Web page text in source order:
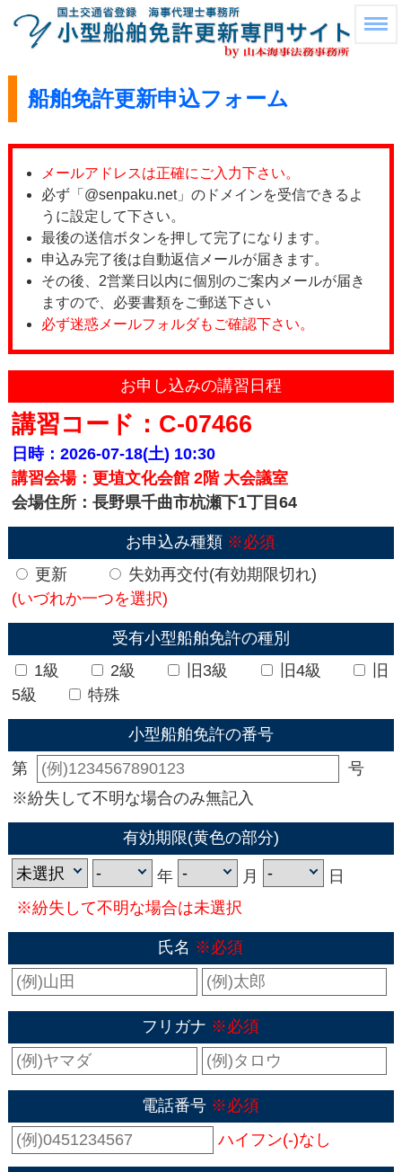
船舶免許更新申込フォーム
メールアドレスは正確にご入力下さい。
必ず「@senpaku.net」のドメインを受信できるよ
うに設定して下さい。
最後の送信ボタンを押して完了になります。
申込み完了後は自動返信メールが届きます。
その後、2営業日以内に個別のご案内メールが届き
ますので、必要書類をご郵送下さい
必ず迷惑メールフォルダもご確認下さい。
お申し込みの講習日程
講習コード：C-07466
日時：2026-07-18(土) 10:30
講習会場：更埴文化会館 2階 大会議室
会場住所：長野県千曲市杭瀬下1丁目64
お申込み種類 ※必須
更新
失効再交付(有効期限切れ)
(いづれか一つを選択)
受有小型船舶免許の種別
1級
2級 旧3級 旧4級
旧
5級
特殊
小型船舶免許の番号
第
号
※紛失して不明な場合のみ無記入
有効期限(黄色の部分)
年 月
日
※紛失して不明な場合は未選択
氏名 ※必須
フリガナ ※必須
電話番号 ※必須
ハイフン(-)なし